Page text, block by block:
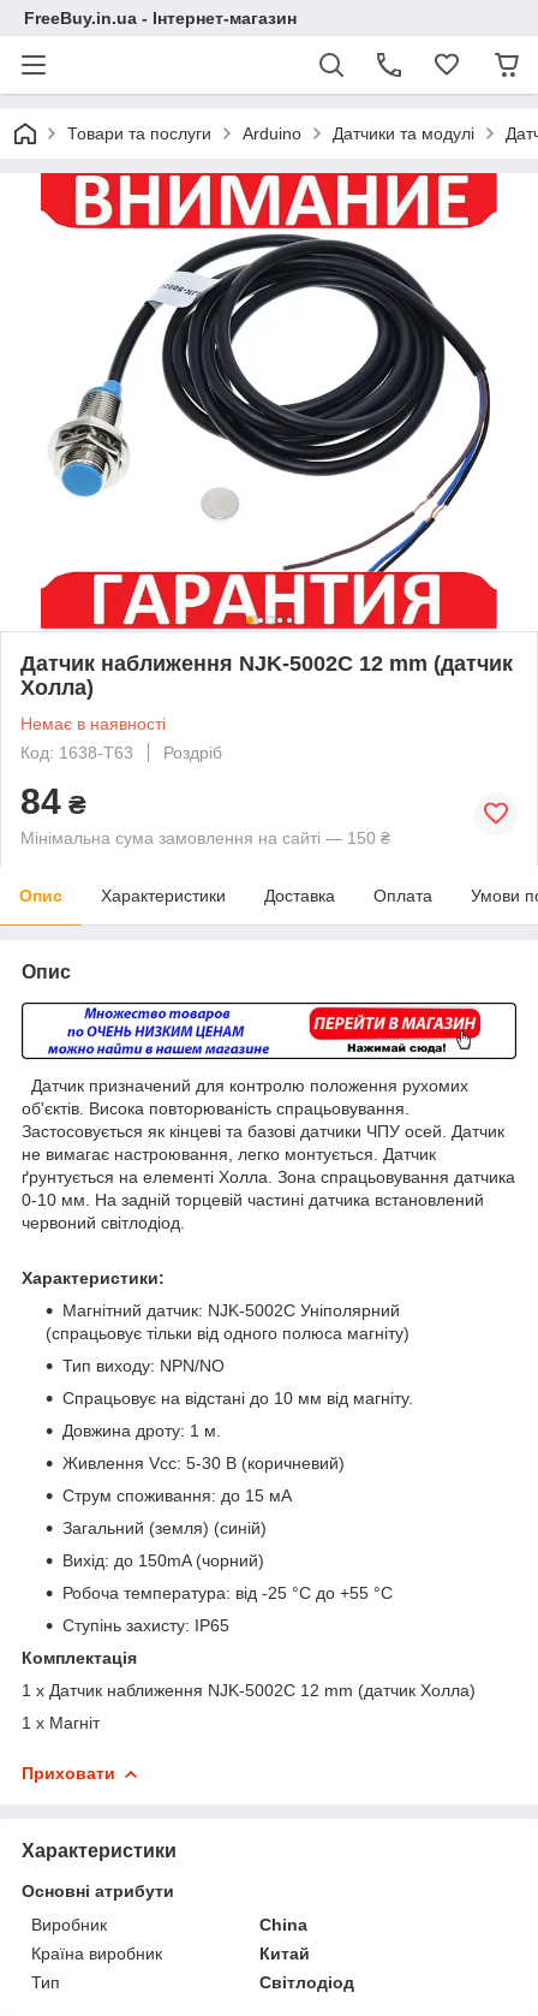
FreeBuy.in.ua - Інтернет-магазин
Товари та послуги Arduino Датчики та модулі
Датчик наближення NJK-5002C 12 mm (датчик
Холла)
Немає в наявності
Код: 1638-Т63
Роздріб
84 ₴
Мінімальна сума замовлення на сайті — 150 ₴
Опис Характеристики Доставка Оплата Умови
Опис
Датчик призначений для контролю положення рухомих
об'єктів. Висока повторюваність спрацьовування.
Застосовується як кінцеві та базові датчики ЧПУ осей. Датчик
не вимагає настроювання, легко монтується. Датчик
ґрунтується на елементі Холла. Зона спрацьовування датчика
0-10 мм. На задній торцевій частині датчика встановлений
червоний світлодіод.
Характеристики:
Магнітний датчик: NJK-5002C Уніполярний
(спрацьовує тільки від одного полюса магніту)
Тип виходу: NPN/NO
Спрацьовує на відстані до 10 мм від магніту.
Довжина дроту: 1 м.
Живлення Vcc: 5-30 В (коричневий)
Струм споживання: до 15 мА
Загальний (земля) (синій)
Вихід: до 150mA (чорний)
Робоча температура: від -25 °C до +55 °C
Ступінь захисту: IP65
Комплектація
1 x Датчик наближення NJK-5002C 12 mm (датчик Холла)
1 х Магніт
Приховати
Характеристики
Основні атрибути
Виробник
China
Країна виробник
Китай
Тип
Світлодіод